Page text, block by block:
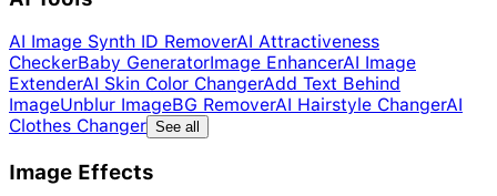
AI Image Synth ID RemoverAI Attractiveness
CheckerBaby GeneratorImage EnhancerAI Image
ExtenderAI Skin Color ChangerAdd Text Behind
ImageUnblur ImageBG RemoverAI Hairstyle ChangerAI
Clothes Changer See all
Image Effects